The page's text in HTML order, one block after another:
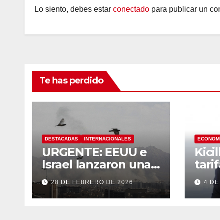
Lo siento, debes estar conectado para publicar un
Te has perdido
DESTACADAS INTERNACIONALES
URGENTE: EEUU e
Israel lanzaron una
fuerte operación
militar contra Irán,
que respondió con
28 DE FEBRERO DE 2026 4